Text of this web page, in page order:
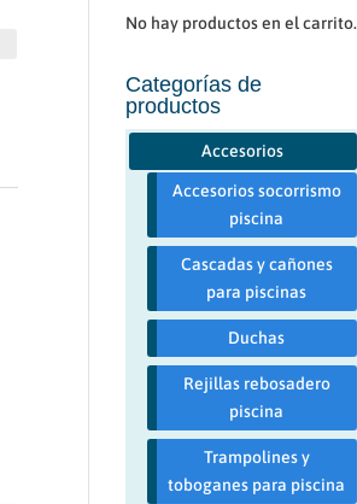
No hay productos en el carrito.
Categorías de
productos
Accesorios
Accesorios socorrismo
piscina
Cascadas y cañones
para piscinas
Duchas
Rejillas rebosadero
piscina
Trampolines y
toboganes para piscina